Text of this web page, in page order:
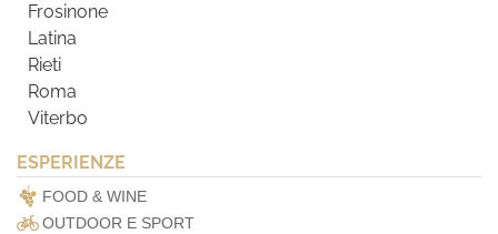
Frosinone
Latina
Rieti
Roma
Viterbo
ESPERIENZE
FOOD & WINE
OUTDOOR E SPORT